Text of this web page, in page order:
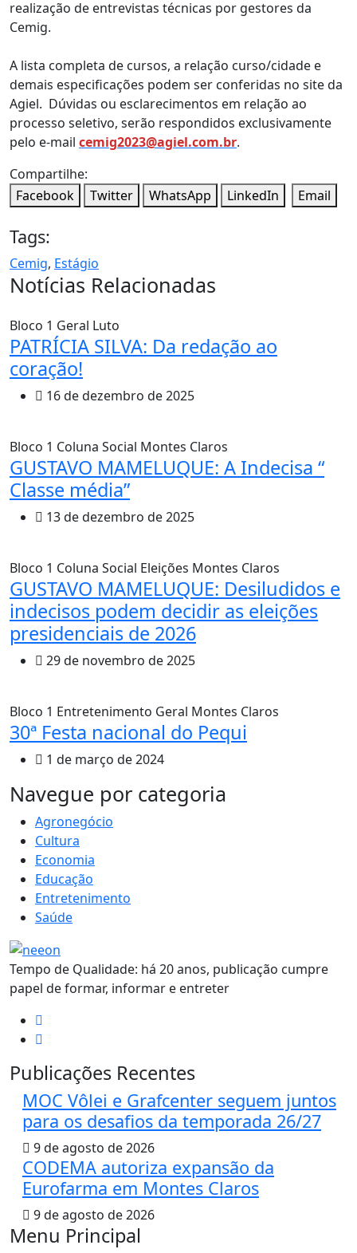
realização de entrevistas técnicas por gestores da
Cemig.
A lista completa de cursos, a relação curso/cidade e
demais especificações podem ser conferidas no site da
Agiel. Dúvidas ou esclarecimentos em relação ao
processo seletivo, serão respondidos exclusivamente
pelo e-mail cemig2023@agiel.com.br.
Compartilhe:
Facebook
Twitter WhatsApp LinkedIn Email
Tags:
Cemig, Estágio
Notícias Relacionadas
Bloco 1 Geral Luto
PATRÍCIA SILVA: Da redação ao
coração!
16 de dezembro de 2025
Bloco 1 Coluna Social Montes Claros
GUSTAVO MAMELUQUE: A Indecisa “
Classe média”
13 de dezembro de 2025
Bloco 1 Coluna Social Eleições Montes Claros
GUSTAVO MAMELUQUE: Desiludidos e
indecisos podem decidir as eleições
presidenciais de 2026
29 de novembro de 2025
Bloco 1 Entretenimento Geral Montes Claros
30ª Festa nacional do Pequi
1 de março de 2024
MAIS VISTOS
Navegue por categoria
Agronegócio
Cultura
Economia
Educação
Entretenimento
Saúde
Tempo de Qualidade: há 20 anos, publicação cumpre
papel de formar, informar e entreter
Publicações Recentes
MOC Vôlei e Grafcenter seguem juntos
para os desafios da temporada 26/27
9 de agosto de 2026
CODEMA autoriza expansão da
Eurofarma em Montes Claros
9 de agosto de 2026
Menu Principal